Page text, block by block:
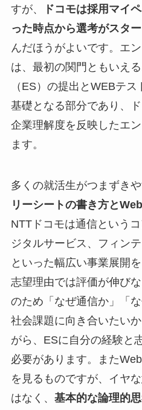
すが、
ドコモは採用マイ
った時点から選考がスター
んだほうがよいです。エ
は、最初の関門ともいえ
（ES）の提出とWEBテ
基礎となる部分であり、
企業理解度を反映したエ
ます。
多くの就活生がつまずき
リーシートの書き方と
NTTドコモは通信という
ジタルサービス、フィン
といった幅広い事業展開
志望理由では評価が伸び
のため「なぜ通信か」「
社会課題に向き合いたい
がら、ESに自分の経験と
必要があります。また
を見るものですが、イヤ
はなく、 基本的な論理的